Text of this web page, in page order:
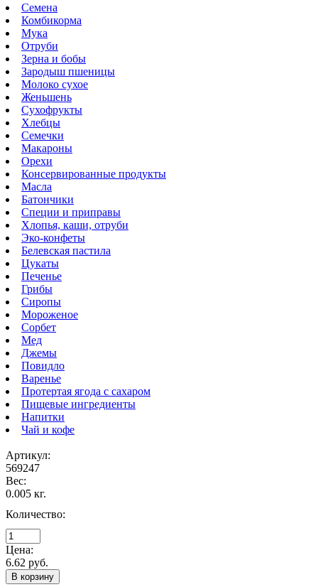
Семена
Комбикорма
Мука
Отруби
Зерна и бобы
Зародыш пшеницы
Молоко сухое
Женьшень
Сухофрукты
Хлебцы
Семечки
Макароны
Орехи
Консервированные продукты
Масла
Батончики
Специи и приправы
Хлопья, каши, отруби
Эко-конфеты
Белевская пастила
Цукаты
Печенье
Грибы
Сиропы
Мороженое
Сорбет
Мед
Джемы
Повидло
Варенье
Протертая ягода с сахаром
Пищевые ингредиенты
Напитки
Чай и кофе
Артикул:
569247
Вес:
0.005 кг.
Количество:
Цена:
6.62 руб.
В корзину